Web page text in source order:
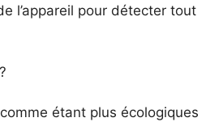
l’appareil pour détecter tout
étant plus écologiques